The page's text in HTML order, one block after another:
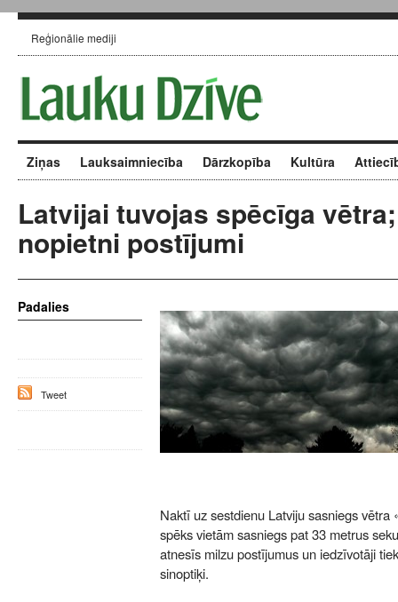
Reģionālie mediji
Ziņas Lauksaimniecība Dārzkopība Kultūra
Latvijai tuvojas spēcīga
nopietni postījumi
Naktī uz sestdienu Latviju sasniegs vētra
spēks vietām sasniegs pat 33 metrus
atnesīs milzu postījumus un iedzīvotāji
sinoptiķi.
Padalies
Tweet